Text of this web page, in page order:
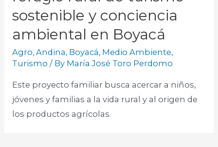
sostenible y conciencia
ambiental en Boyacá
Agro,Andina, Boyacá, Medio Ambiente,
Turismo / By María José Toro Perdomo
Este proyecto familiar busca acercar a niños,
jóvenes y familias a la vida rural y al origen de
los productos agrícolas.